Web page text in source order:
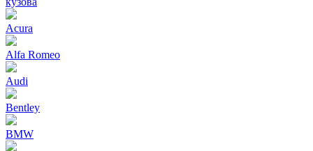
Acura
Alfa Romeo
Audi
Bentley
BMW